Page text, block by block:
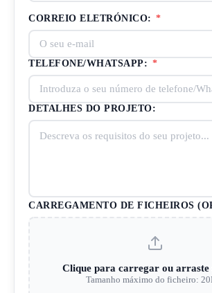
CORREIO ELETRÓNICO: *
TELEFONE/WHATSAPP: *
DETALHES DO PROJETO:
CARREGAMENTO DE FICHEIROS
Clique para carregar ou arraste
Tamanho máximo do ficheiro: